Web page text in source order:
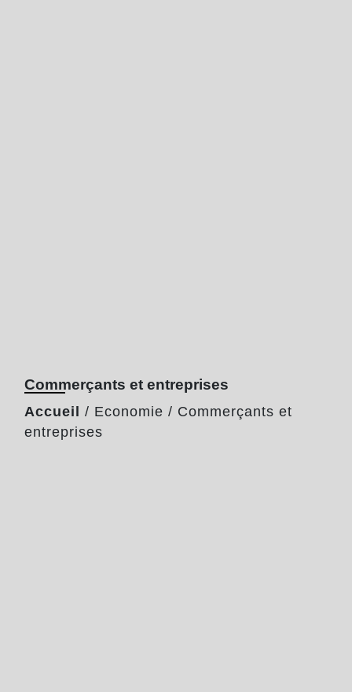
Commerçants et entreprises
Accueil / Economie / Commerçants et
entreprises